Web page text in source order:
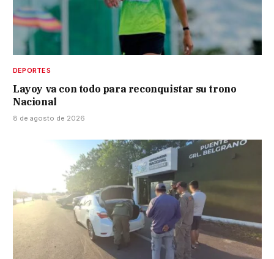
DEPORTES
Layoy va con todo para reconquistar su trono
Nacional
8 de agosto de 2026